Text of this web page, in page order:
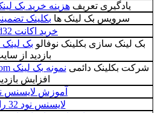
یادگیری تعریفهزینه خرید بک
سرویس بک لینک ها بکلینک
خرید اکانت nod32
بک لینک سازی بکلینک نوفالو بک
بازدید از
شرکت بکلینک دائمی نمونه بک لینک behtarinbacklink.com
افزایش
آموزش لایسنس
لایسنس نود 32 رایگان